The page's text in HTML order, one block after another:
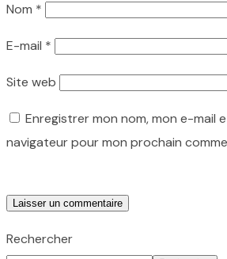
Nom *
E-mail *
Site web
Enregistrer mon nom, mon e-mail
navigateur pour mon prochain
Rechercher